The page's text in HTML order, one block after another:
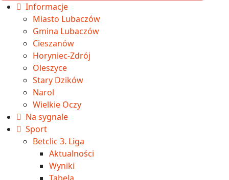
Informacje
Miasto Lubaczów
Gmina Lubaczów
Cieszanów
Horyniec-Zdrój
Oleszyce
Stary Dzików
Narol
Wielkie Oczy
Na sygnale
Sport
Betclic 3. Liga
Aktualności
Wyniki